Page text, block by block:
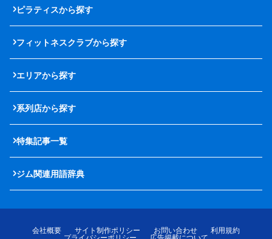
ピラティスから探す
フィットネスクラブから探す
エリアから探す
系列店から探す
特集記事一覧
ジム関連用語辞典
会社概要 サイト制作ポリシー お問い合わせ
利用規約